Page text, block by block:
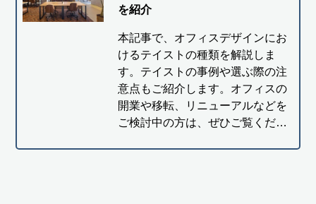
を紹介
本記事で、オフィスデザインにお
けるテイストの種類を解説しま
す。テイストの事例や選ぶ際の注
意点もご紹介します。オフィスの
開業や移転、リニューアルなどを
ご検討中の方は、ぜひご覧くだ…